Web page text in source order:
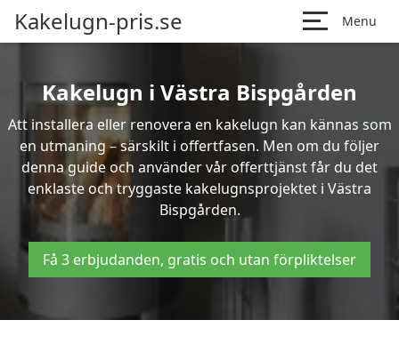
Kakelugn-pris.se Menu
Kakelugn i Västra Bispgården
Att installera eller renovera en kakelugn kan kännas som
en utmaning – särskilt i offertfasen. Men om du följer
denna guide och använder vår offerttjänst får du det
enklaste och tryggaste kakelugnsprojektet i Västra
Bispgården.
Få 3 erbjudanden, gratis och utan förpliktelser